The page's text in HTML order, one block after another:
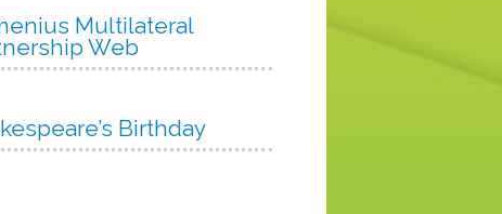
Multilateral
Web
Birthday